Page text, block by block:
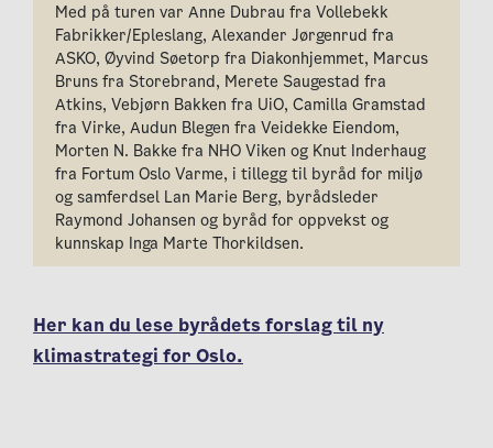
Med på turen var Anne Dubrau fra Vollebekk
Fabrikker/Epleslang, Alexander Jørgenrud fra
ASKO, Øyvind Søetorp fra Diakonhjemmet, Marcus
Bruns fra Storebrand, Merete Saugestad fra
Atkins, Vebjørn Bakken fra UiO, Camilla Gramstad
fra Virke, Audun Blegen fra Veidekke Eiendom,
Morten N. Bakke fra NHO Viken og Knut Inderhaug
fra Fortum Oslo Varme, i tillegg til byråd for miljø
og samferdsel Lan Marie Berg, byrådsleder
Raymond Johansen og byråd for oppvekst og
kunnskap Inga Marte Thorkildsen.
Her kan du lese byrådets forslag til ny
klimastrategi for Oslo.